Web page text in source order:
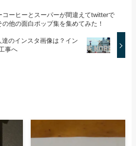
コーヒーとスーパーが間違えてtwitterで
の他の面白ポップ集を集めてみた！
達のインスタ画像は？イン
事へ